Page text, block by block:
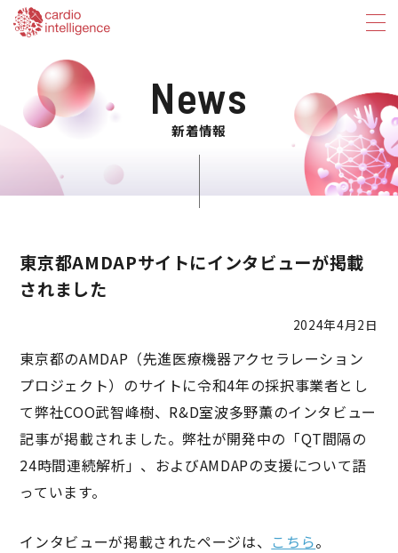
News
新着情報
東京都AMDAPサイトにインタビューが掲載
されました
2024年4月2日
東京都のAMDAP（先進医療機器アクセラレーション
プロジェクト）のサイトに令和4年の採択事業者とし
て弊社COO武智峰樹、R&D室波多野薫のインタビュー
記事が掲載されました。弊社が開発中の「QT間隔の
24時間連続解析」、およびAMDAPの支援について語
っています。
インタビューが掲載されたページは、 こちら。